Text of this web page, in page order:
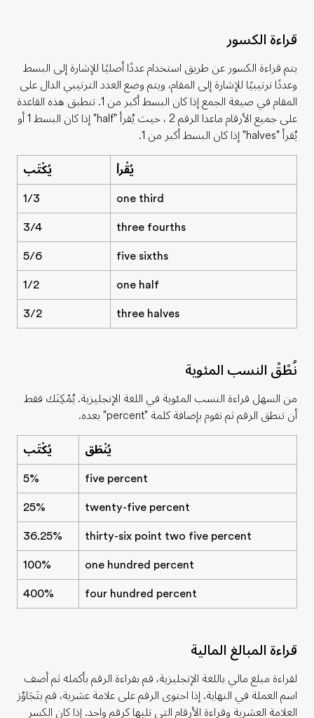
قراءة الكسور
يتم قراءة الكسور عن طريق استخدام عددًا أصليًا للإشارة إلى البسط
وعددًا ترتيبيًا للإشارة إلى المقام، ويتم وضع العدد الترتيبي الدال على
المقام في صيغة الجمع إذا كان البسط أكبر من 1. تنطبق هذه القاعدة
على جميع الأرقام ماعدا الرقم 2 ، حيث يُقرأ
"half"
إذا كان البسط 1 أو
يُقرأ "halves" إذا كان البسط أكبر من 1.
يُكْتَب يُقْرأ
1/3 one third
3/4 three fourths
5/6 five sixths
1/2 one half
3/2 three halves
نُطْقْ النسب المئوية
من السهل قراءة النسب المئوية في اللغة الإنجليزية. يُمْكِنَك فقط
أن تنطق الرقم ثم تقوم بإضافة كلمة "percent" بعده.
يُكْتَب يُنْطَق
5% five percent
25% twenty-five percent
36.25% thirty-six point two five percent
100% one hundred percent
400% four hundred percent
قراءة المبالغ المالية
لقراءة مبلغ مالي باللغة الإنجليزية، قم بقراءة الرقم بأكمله ثم أضف
اسم العملة في النهاية. إذا احتوى الرقم على علامة عشرية، قم بتَجَاوُز
العلامة العشرية وقراءة الأرقام التي تليها كرقم واحد. إذا كان الكسر